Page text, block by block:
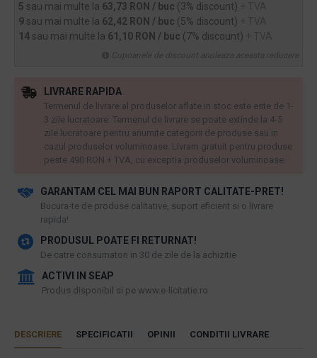
5 sau mai multe la 63,73 RON / buc (3% discount)
9 sau mai multe la 62,42 RON / buc (5% discount)
14 sau mai multe la 61,10 RON / buc (7% discount)
GARANTAM CEL MAI BUN RAPORT CALITATE-PRET!
​Bucura-te de produse calitative, suport eficient si o livrare
rapida!
PRODUSUL POATE FI RETURNAT!
De catre consumatori in 30 de zile de la achizitie
ACTIVI IN SEAP
Produs disponibil si pe www.e-licitatie.ro
LIVRARE RAPIDA
Termenul de livrare al produselor aflate in stoc este este de 1-
3 zile lucratoare. Termenul de livrare se poate extinde la 4-5
zile lucratoare pentru anumite categorii de produse sau in
cazul produselor voluminoase. Livram gratuit pentru produse
peste 490 RON + TVA, cu exceptia produselor voluminoase.
DESCRIERE SPECIFICATII OPINII CONDITII LIVRARE